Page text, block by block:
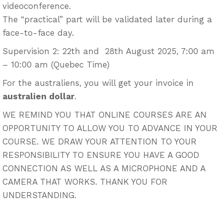
videoconference.
The “practical” part will be validated later during a
face-to-face day.
Supervision 2: 22th and 28th August 2025, 7:00 am
– 10:00 am (Quebec Time)
For the australiens, you will get your invoice in
australien dollar.
WE REMIND YOU THAT ONLINE COURSES ARE AN
OPPORTUNITY TO ALLOW YOU TO ADVANCE IN YOUR
COURSE. WE DRAW YOUR ATTENTION TO YOUR
RESPONSIBILITY TO ENSURE YOU HAVE A GOOD
CONNECTION AS WELL AS A MICROPHONE AND A
CAMERA THAT WORKS. THANK YOU FOR
UNDERSTANDING.